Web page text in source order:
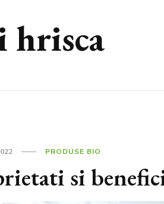
hrisca
PRODUSE BIO
si